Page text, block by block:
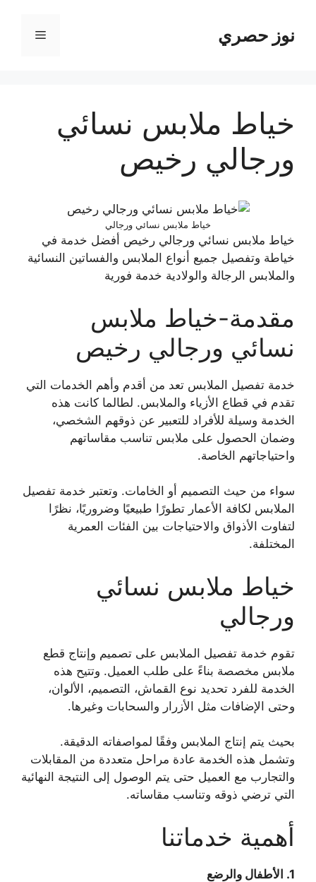
المحتوىنوز حصري القائمة
خياط ملابس نسائي
ورجالي رخيص
خياط ملابس نسائي ورجالي
خياط ملابس نسائي ورجالي رخيص أفضل خدمة في
خياطة وتفصيل جميع أنواع الملابس والفساتين النسائية
والملابس الرجالة والولادية خدمة فورية
مقدمة-خياط ملابس
نسائي ورجالي رخيص
خدمة تفصيل الملابس تعد من أقدم وأهم الخدمات التي
تقدم في قطاع الأزياء والملابس. لطالما كانت هذه
الخدمة وسيلة للأفراد للتعبير عن ذوقهم الشخصي،
وضمان الحصول على ملابس تناسب مقاساتهم
واحتياجاتهم الخاصة.
سواء من حيث التصميم أو الخامات. وتعتبر خدمة تفصيل
الملابس لكافة الأعمار تطورًا طبيعيًا وضروريًا، نظرًا
لتفاوت الأذواق والاحتياجات بين الفئات العمرية
المختلفة.
خياط ملابس نسائي
ورجالي
تقوم خدمة تفصيل الملابس على تصميم وإنتاج قطع
ملابس مخصصة بناءً على طلب العميل. وتتيح هذه
الخدمة للفرد تحديد نوع القماش، التصميم، الألوان،
وحتى الإضافات مثل الأزرار والسحابات وغيرها.
بحيث يتم إنتاج الملابس وفقًا لمواصفاته الدقيقة.
وتشمل هذه الخدمة عادة مراحل متعددة من المقابلات
والتجارب مع العميل حتى يتم الوصول إلى النتيجة النهائية
التي ترضي ذوقه وتناسب مقاساته.
أهمية خدماتنا
1. الأطفال والرضع